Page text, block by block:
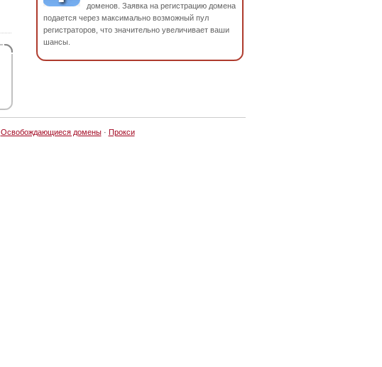
доменов. Заявка на регистрацию домена
подается через максимально возможный пул
регистраторов, что значительно увеличивает ваши
шансы.
Освобождающиеся домены· Прокси